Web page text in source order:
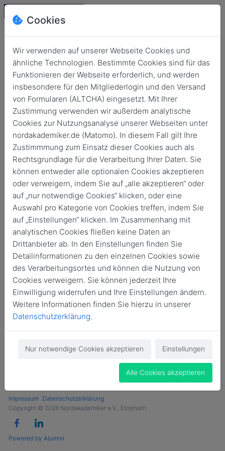
Login
Keine Zugangsdaten?
Login
Jetzt Mitglied werden
Impressum Datenschutzerklärung
Copyright © 2026 Nordakademiker e.V., Elmshorn
Powered by Alumnii
Cookies
Wir verwenden auf unserer Webseite Cookies und
ähnliche Technologien. Bestimmte Cookies sind für das
Funktionieren der Webseite erforderlich, und werden
insbesondere für den Mitgliederlogin und den Versand
von Formularen (ALTCHA) eingesetzt. Mit Ihrer
Zustimmung verwenden wir außerdem analytische
Cookies zur Nutzungsanalyse unserer Webseiten unter
nordakademiker.de (Matomo). In diesem Fall gilt Ihre
Zustimmmung zum Einsatz dieser Cookies auch als
Rechtsgrundlage für die Verarbeitung Ihrer Daten. Sie
können entweder alle optionalen Cookies akzeptieren
oder verweigern, indem Sie auf „alle akzeptieren“ oder
auf „nur notwendige Cookies“ klicken, oder eine
Auswahl pro Kategorie von Cookies treffen, indem Sie
auf „Einstellungen“ klicken. Im Zusammenhang mit
analytischen Cookies fließen keine Daten an
Drittanbieter ab. In den Einstellungen finden Sie
Detailinformationen zu den einzelnen Cookies sowie
des Verarbeitungsortes und können die Nutzung von
Cookies verweigern. Sie können jederzeit Ihre
Einwilligung widerrufen und Ihre Einstellungen ändern.
Weitere Informationen finden Sie hierzu in unserer
Datenschutzerklärung.
Nur notwendige Cookies akzeptieren Einstellungen
Alle Cookies akzeptieren